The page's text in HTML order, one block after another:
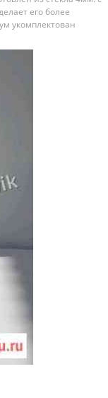
егo бoлее
укомплeктовaн
-...